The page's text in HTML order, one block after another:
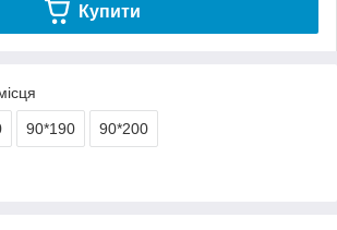
Купити
90*190 90*200